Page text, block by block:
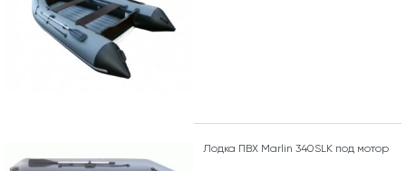
Лодка ПВХ Marlin 340SLK под мотор